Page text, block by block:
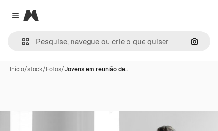
Close menu
Magnific
Início/stock/Fotos/Jovens em reunião de…